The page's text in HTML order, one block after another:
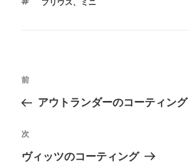
ゴ
プリウス、 ミニ
投
ナ
ビ
ゲ
前
の
稿
前
アウトランダーのコーティング
次
の
次
ヴィッツのコーティング